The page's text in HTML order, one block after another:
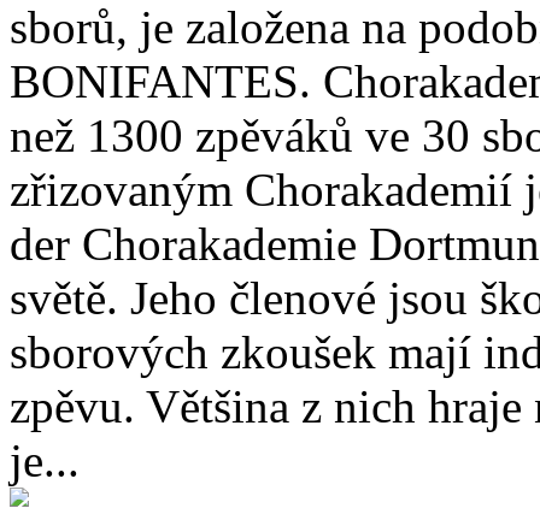
sborů, je založena na
BONIFANTES.
než 1300 zpěváků ve 30
zřizovaným Chorakademií
der Chorakademie
světě. Jeho členové jsou
sborových zkoušek mají
zpěvu. Většina z nich
je...